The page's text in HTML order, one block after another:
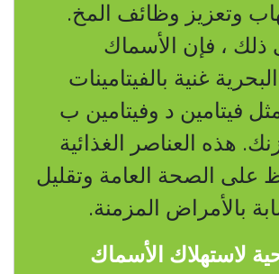
وتعزيز وظائف المخ.
ذلك ، فإن الأسماك
غنية بالفيتامينات
فيتامين د وفيتامين ب
هذه العناصر الغذائية
على الصحة العامة وتقليل
بالأمراض المزمنة.
لاستهلاك الأسماك